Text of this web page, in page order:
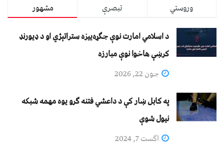
مشهور تبصرې
وروستي
د اسلامي امارت نوې جګړه‌ییزه ستراتېژي او د ډیورنډ
کرښې هاخوا نوې مبارزه
جون 22, 2026
په کابل ښار کې د داعشي فتنه ګرو يوه مهمه شبکه
نيول شوې
اگست 7, 2024